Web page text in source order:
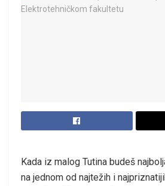
Kada iz malog Tutina budeš
na jednom od najtežih i